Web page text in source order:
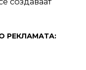
РЕКЛАМАТА: